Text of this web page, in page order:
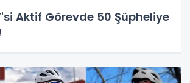
Aktif Görevde 50 Şüpheliye